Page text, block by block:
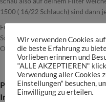
1500 ( 16/22 Schlauch) sind dann
Für den UltraMaxx 2000 wird ein
Schlauch) gebraucht. Auch hier
OUT Anschlussblöcke.
Produktsicherheit
Infos über Aquael
Wir verwenden Cookies
die beste Erfahrung zu
Vorlieben erinnern und
"ALLE AKZEPTIEREN"
Verwendung aller Cookies
Einstellungen" besuchen,
Einwilligung zu erteilen.